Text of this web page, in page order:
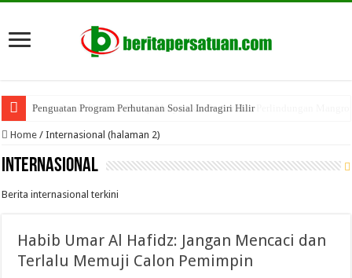
Penguatan Program Perhutanan Sosial Indragiri Hilir
Home / Internasional (halaman 2)
Internasional
Berita internasional terkini
Habib Umar Al Hafidz: Jangan Mencaci dan
Terlalu Memuji Calon Pemimpin